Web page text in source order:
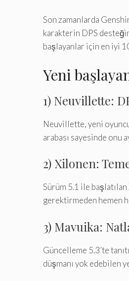
Son zamanlarda
karakterin DPS
başlayanlar için en iyi
Yeni
1) Neuvillette:
Neuvillette, yeni
arabası sayesinde
2) Xilonen:
Sürüm 5.1 ile
gerektirmeden hemen
3) Mavuika:
Güncelleme 5.3’te
düşmanı yok edebilen